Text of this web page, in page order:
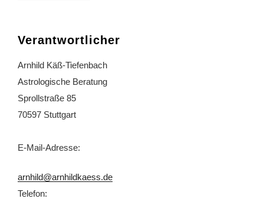
Verantwortlicher
Arnhild Käß-Tiefenbach
Astrologische Beratung
Sprollstraße 85
70597 Stuttgart
E-Mail-Adresse:
arnhild@arnhildkaess.de
Telefon: